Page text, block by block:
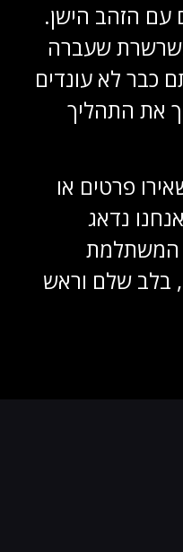
הזהב הישן.
שעברה
כבר לא עונדים
את התהליך
פרטים או
נדאג
המשתלמת
בלב שלם וראש